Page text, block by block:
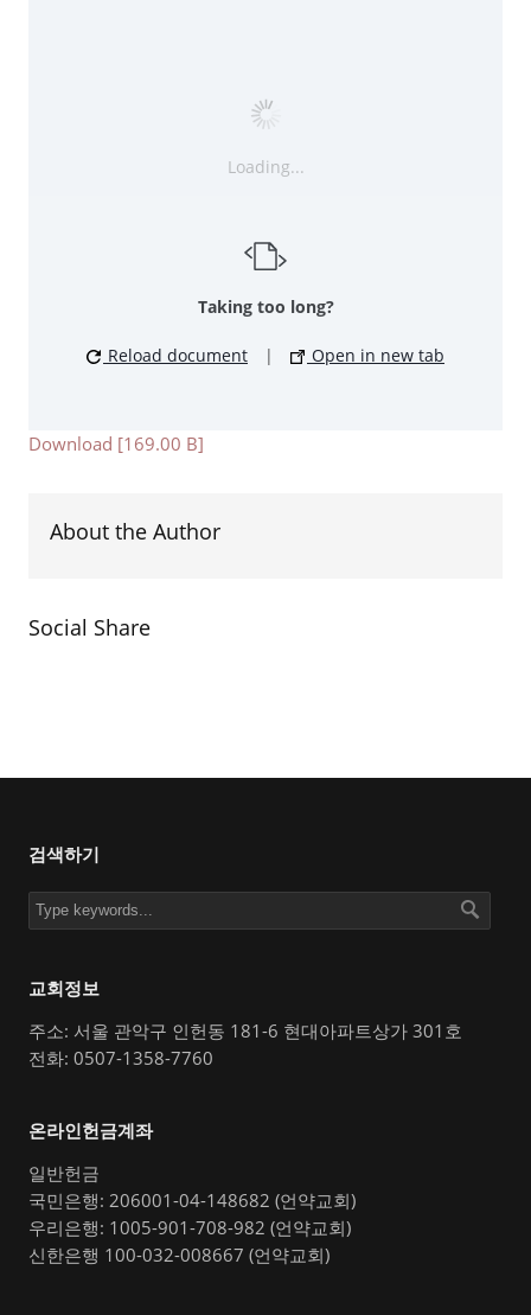
Loading...
Taking too long?
Reload document | Open in new tab
Download [169.00 B]
About the Author
Social Share
검색하기
교회정보
주소: 서울 관악구 인헌동 181-6 현대아파트상가 301호
전화: 0507-1358-7760
온라인헌금계좌
일반헌금
국민은행: 206001-04-148682 (언약교회)
우리은행: 1005-901-708-982 (언약교회)
신한은행 100-032-008667 (언약교회)